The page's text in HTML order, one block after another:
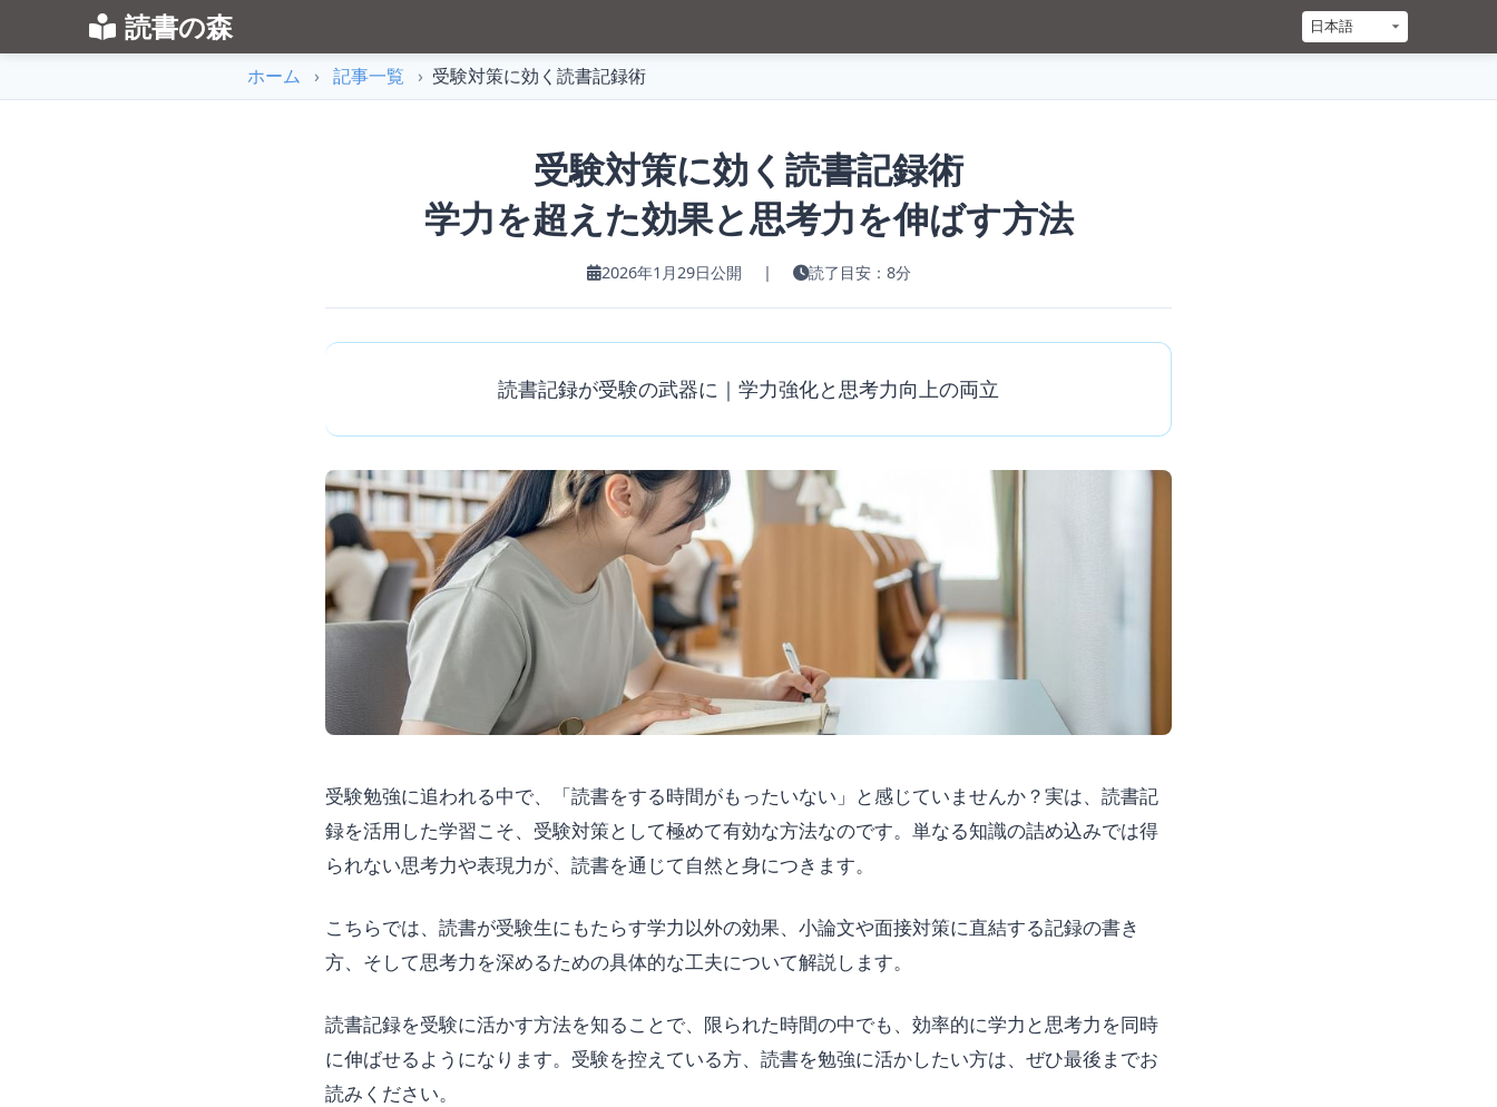
読書の森
ホーム › 記事一覧 › 受験対策に効く読書記録術
受験対策に効く読書記録術
学力を超えた効果と思考力を伸ばす方法
2026年1月29日公開 | 読了目安：8分
読書記録が受験の武器に｜学力強化と思考力向上の両立
受験勉強に追われる中で、「読書をする時間がもったいない」と感じていませんか？実は、読書記
録を活用した学習こそ、受験対策として極めて有効な方法なのです。単なる知識の詰め込みでは得
られない思考力や表現力が、読書を通じて自然と身につきます。
こちらでは、読書が受験生にもたらす学力以外の効果、小論文や面接対策に直結する記録の書き
方、そして思考力を深めるための具体的な工夫について解説します。
読書記録を受験に活かす方法を知ることで、限られた時間の中でも、効率的に学力と思考力を同時
に伸ばせるようになります。受験を控えている方、読書を勉強に活かしたい方は、ぜひ最後までお
読みください。